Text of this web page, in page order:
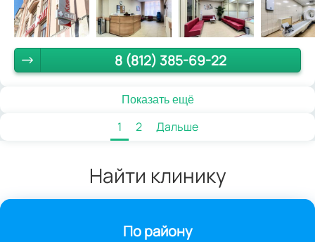
8 (812) 385-69-22
Показать ещё
1 2 Дальше
Найти клинику
По району